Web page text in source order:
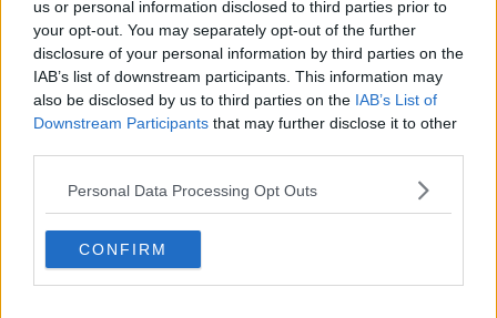
us or personal information disclosed to third parties prior to
your opt-out. You may separately opt-out of the further
disclosure of your personal information by third parties on the
IAB’s list of downstream participants. This information may
also be disclosed by us to third parties on the IAB’s List of
Downstream Participants that may further disclose it to other
Personal Data Processing Opt Outs
CONFIRM
​Il passato, questo conosciuto!
​Clima ballerino e sbalzi d’umore
La maternità
​L’uomo o l’orso?
Non hanno un amico a teatro​
​Tutta una questione di rispetto
​Cose che ci esauriscono
​Vespa che passione!
​Lasciate ai vostri figli il diritto di piangere
​Parole d’amore regalate al vento
​Essere genitori di un adolescente
​Saper pazientare
​Giornata del Fiocchetto Lilla